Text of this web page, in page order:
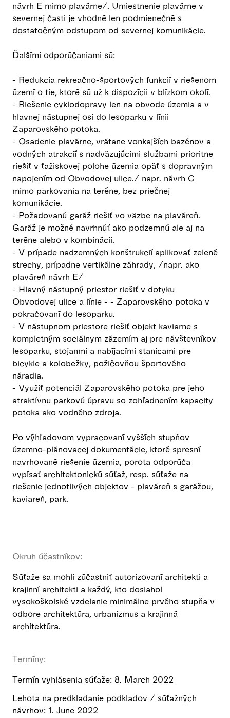
návrh E mimo plavárne/. Umiestnenie plavárne v
severnej časti je vhodné len podmienečné s
dostatočným odstupom od severnej komunikácie.
Ďalšími odporúčaniami sú:
- Redukcia rekreačno-športových funkcií v riešenom
území o tie, ktoré sú už k dispozícii v blízkom okolí.
- Riešenie cyklodopravy len na obvode územia a v
hlavnej nástupnej osi do lesoparku v línii
Zaparovského potoka.
- Osadenie plavárne, vrátane vonkajších bazénov a
vodných atrakcií s nadväzujúcimi službami prioritne
riešiť v ťažiskovej polohe územia opäť s dopravným
napojením od Obvodovej ulice./ napr. návrh C
mimo parkovania na teréne, bez priečnej
komunikácie.
- Požadovanú garáž riešiť vo väzbe na plaváreň.
Garáž je možné navrhnúť ako podzemnú ale aj na
teréne alebo v kombinácii.
- V prípade nadzemných konštrukcií aplikovať zelené
strechy, prípadne vertikálne záhrady, /napr. ako
plaváreň návrh E/
- Hlavný nástupný priestor riešiť v dotyku
Obvodovej ulice a línie - - Zaparovského potoka v
pokračovaní do lesoparku.
- V nástupnom priestore riešiť objekt kaviarne s
kompletným sociálnym zázemím aj pre návštevníkov
lesoparku, stojanmi a nabíjacími stanicami pre
bicykle a kolobežky, požičovňou športového
náradia.
- Využiť potenciál Zaparovského potoka pre jeho
atraktívnu parkovú úpravu so zohľadnením kapacity
potoka ako vodného zdroja.
Po výhľadovom vypracovaní vyšších stupňov
územno-plánovacej dokumentácie, ktoré spresní
navrhované riešenie územia, porota odporúča
vypísať architektonickú súťaž, resp. súťaže na
riešenie jednotlivých objektov - plaváreň s garážou,
kaviareň, park.
Okruh účastníkov:
Súťaže sa mohli zúčastniť autorizovaní architekti a
krajinní architekti a každý, kto dosiahol
vysokoškolské vzdelanie minimálne prvého stupňa v
odbore architektúra, urbanizmus a krajinná
architektúra.
Termíny:
Termín vyhlásenia súťaže: 8. March 2022
Lehota na predkladanie podkladov / súťažných
návrhov: 1. June 2022